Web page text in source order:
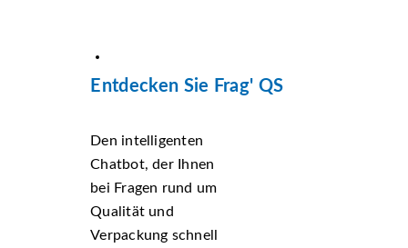
Entdecken Sie Frag' QS
Den intelligenten
Chatbot, der Ihnen
bei Fragen rund um
Qualität und
Verpackung schnell